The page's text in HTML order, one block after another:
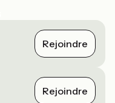
Rejoindre
Rejoindre